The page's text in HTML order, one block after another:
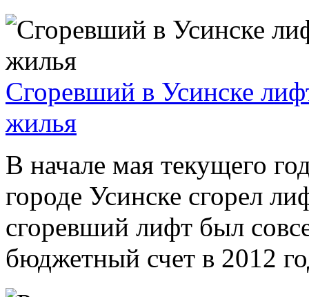
Сгоревший в Усинске
жилья
В начале мая текущего
городе Усинске сгорел
сгоревший лифт был
бюджетный счет в 2012